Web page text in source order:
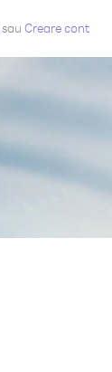
sau Creare cont